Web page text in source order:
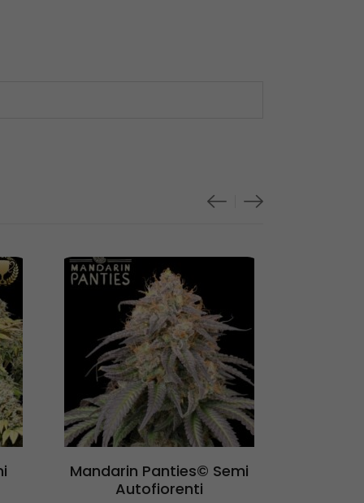
Scegli
Mandarin Panties© Semi
Autofiorenti